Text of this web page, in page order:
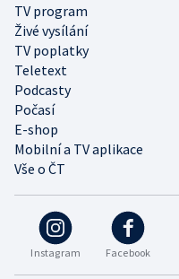
Instagram Facebook
TV program
Živé vysílání
TV poplatky
Teletext
Podcasty
Počasí
E-shop
Mobilní a TV aplikace
Vše o ČT